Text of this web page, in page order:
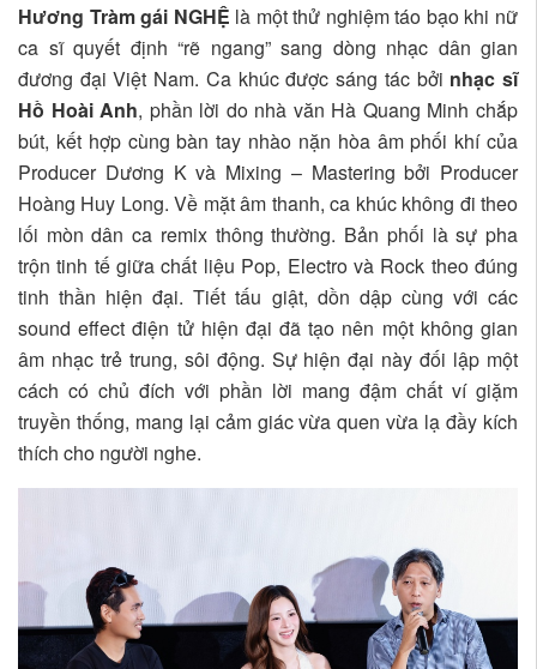
Hương Tràm gái NGHỆ là một thử nghiệm táo bạo khi nữ
ca sĩ quyết định “rẽ ngang” sang dòng nhạc dân gian
đương đại Việt Nam. Ca khúc được sáng tác bởi nhạc sĩ
Hồ Hoài Anh, phần lời do nhà văn Hà Quang Minh chắp
bút, kết hợp cùng bàn tay nhào nặn hòa âm phối khí của
Producer Dương K và Mixing – Mastering bởi Producer
Hoàng Huy Long. Về mặt âm thanh, ca khúc không đi theo
lối mòn dân ca remix thông thường. Bản phối là sự pha
trộn tinh tế giữa chất liệu Pop, Electro và Rock theo đúng
tinh thần hiện đại. Tiết tấu giật, dồn dập cùng với các
sound effect điện tử hiện đại đã tạo nên một không gian
âm nhạc trẻ trung, sôi động. Sự hiện đại này đối lập một
cách có chủ đích với phần lời mang đậm chất ví giặm
truyền thống, mang lại cảm giác vừa quen vừa lạ đầy kích
thích cho người nghe.